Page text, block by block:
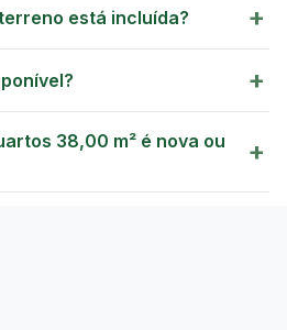
está incluída? +
+
38,00 m² é nova ou
+